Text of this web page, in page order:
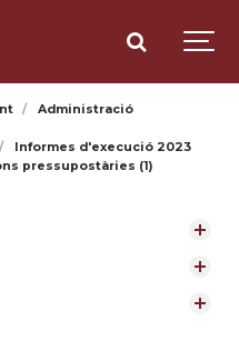
Administració
Informes d'execució 2023
pressupostàries (1)